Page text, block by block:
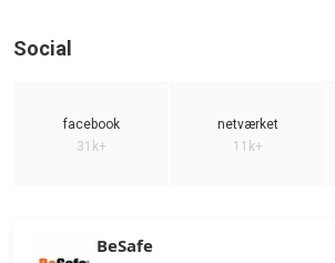
Social
facebook
31k+
netværket
11k+
BeSafe